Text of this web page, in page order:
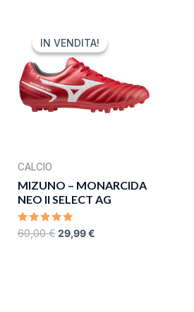
IN VENDITA!
IN VENDITA!
CALCIO
MIZUNO – MONARCIDA
NEO II SELECT AG
RATED
0
60,00€
PRICE
WAS:
60,00 €.
29,99€
PRICE
IS: